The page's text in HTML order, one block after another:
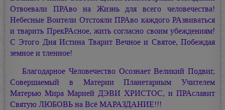
Отвоевали ПРАво на Жизнь для всего человечества!
Небесные Воители Отстояли ПРАво каждого РАзвиваться
и тварить ПрекРАсное, жить согласно своим убеждениям!
С Этого Дня Истина Тварит Вечное и Святое, Побеждая
земное и тленное!
Благодарное Человечество Осознает Великий Подвиг,
Совершаемый в Материи Планетарным Учителем
Матерью Мира Марией ДЭВИ ХРИСТОС, и ПРАславит
Святую ЛЮБОВЬ на Всё МАРАЗДАНИЕ!!!